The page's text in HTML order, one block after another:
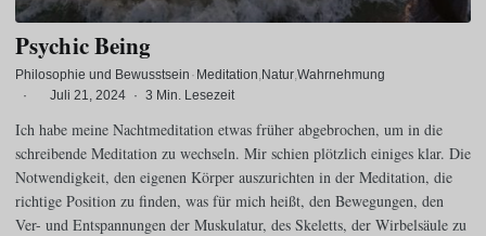
Psychic Being
Philosophie und Bewusstsein · Meditation Natur Wahrnehmung
·
Juli 21, 2024 · 3 Min. Lesezeit
Ich habe meine Nachtmeditation etwas früher abgebrochen, um in die
schreibende Meditation zu wechseln. Mir schien plötzlich einiges klar. Die
Notwendigkeit, den eigenen Körper auszurichten in der Meditation, die
richtige Position zu finden, was für mich heißt, den Bewegungen, den
Ver- und Entspannungen der Muskulatur, des Skeletts, der Wirbelsäule zu